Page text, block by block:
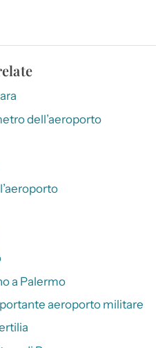
dell’aeroporto
a Palermo
aeroporto militare